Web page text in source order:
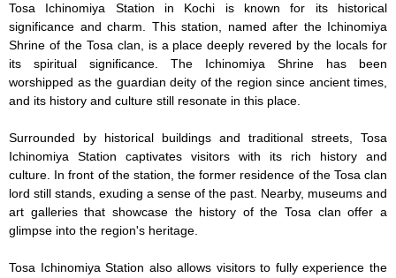
Tosa Ichinomiya Station in Kochi is known for its historical
significance and charm. This station, named after the Ichinomiya
Shrine of the Tosa clan, is a place deeply revered by the locals for
its spiritual significance. The Ichinomiya Shrine has been
worshipped as the guardian deity of the region since ancient times,
and its history and culture still resonate in this place.
Surrounded by historical buildings and traditional streets, Tosa
Ichinomiya Station captivates visitors with its rich history and
culture. In front of the station, the former residence of the Tosa clan
lord still stands, exuding a sense of the past. Nearby, museums and
art galleries that showcase the history of the Tosa clan offer a
glimpse into the region's heritage.
Tosa Ichinomiya Station also allows visitors to fully experience the